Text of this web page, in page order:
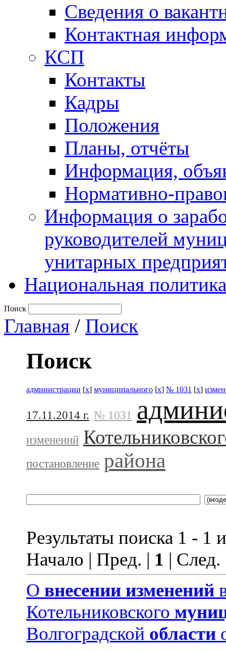
Сведения о
Контактная
КСП
Контакты
Кадры
Положения
Планы, отчёты
Информация,
Нормативно-
Информация о
руководителей
унитарных
Национальная политика
Поиск
Главная / Поиск
Поиск
администрации [x] муниципального [x] № 1031 [x]
17.11.2014 г. № 1031
изменений
постановление района
Результаты поиска 1 - 1
Начало | Пред. | 1 |
О внесении изменений
Котельниковского
Волгоградской области